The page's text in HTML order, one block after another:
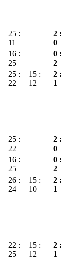
25 :
11
2 :
0
16 :
25
0 :
2
25 :
22
15 :
12
2 :
1
25 :
22
2 :
0
16 :
25
0 :
2
26 :
24
15 :
10
2 :
1
22 :
25
15 :
12
2 :
1